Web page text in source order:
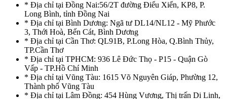
* Địa chỉ tại Đồng Nai:56/2T đường Điểu Xiển, KP8, P.
Long Bình, tỉnh Đồng Nai
* Địa chỉ tại Bình Dương: Ngã tư DL14/NL12 - Mỹ Phước
3, Thới Hoà, Bến Cát, Bình Dương
* Địa chỉ tại Cần Thơ: QL91B, P.Long Hòa, Q.Bình Thủy,
TP.Cần Thơ
* Địa chỉ tại TPHCM: 936 Lê Đức Thọ - P15 - Quận Gò
Vấp - TP.Hồ Chí Minh
* Địa chỉ tại Vũng Tàu: 1615 Võ Nguyên Giáp, Phường 12,
Thành phố Vũng Tàu
* Địa chỉ tại Lâm Đồng: 454 Hùng Vương, Thị trấn Di Linh,